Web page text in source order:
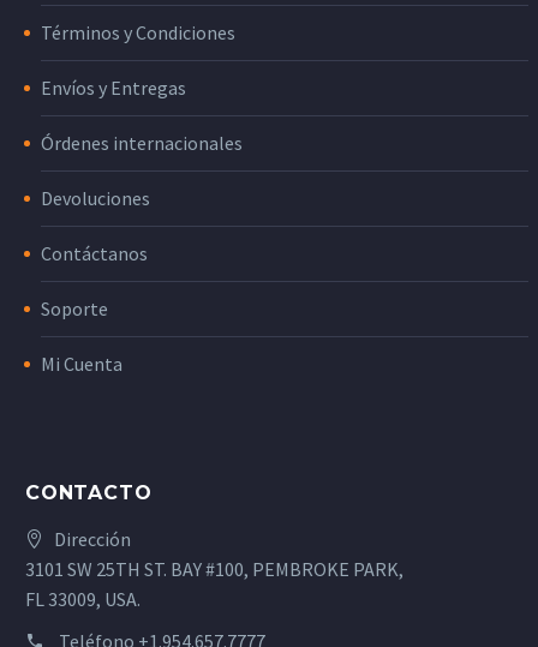
Términos y Condiciones
Envíos y Entregas
Órdenes internacionales
Devoluciones
Contáctanos
Soporte
Mi Cuenta
CONTACTO
Dirección
3101 SW 25TH ST. BAY #100, PEMBROKE PARK,
FL 33009, USA.
Teléfono +1.954.657.7777